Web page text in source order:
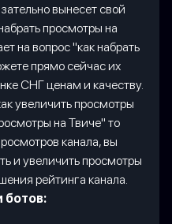
вынесет свой
просмотры на
на вопрос "как набрать
прямо сейчас их
СНГ ценам и качеству.
увеличить просмотры
на Твиче" то
канала, вы
и увеличить просмотры
рейтинга канала.
ботов: